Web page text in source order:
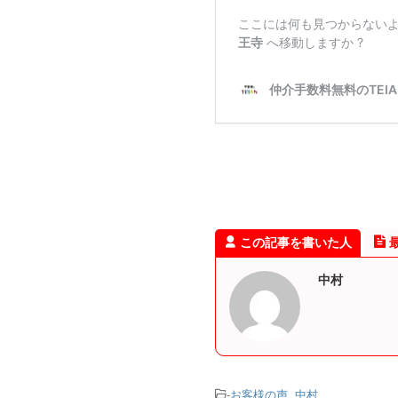
この記事を書いた人
中村
-お客様の声 中村